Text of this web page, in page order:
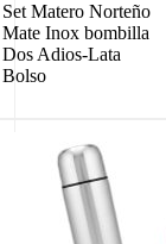
Set Matero Norteño
Mate Inox bombilla
Dos Adios-Lata
Bolso